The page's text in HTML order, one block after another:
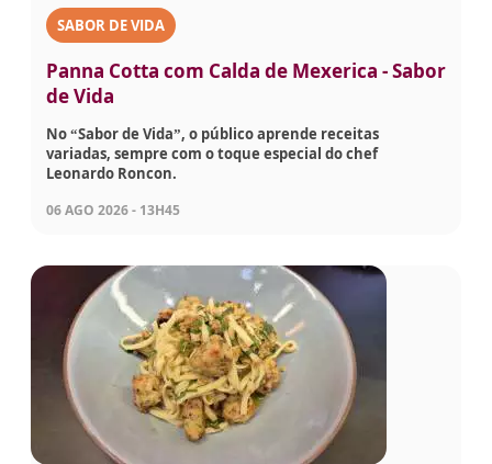
SABOR DE VIDA
Panna Cotta com Calda de Mexerica - Sabor
de Vida
No “Sabor de Vida”, o público aprende receitas
variadas, sempre com o toque especial do chef
Leonardo Roncon.
06 AGO 2026 - 13H45